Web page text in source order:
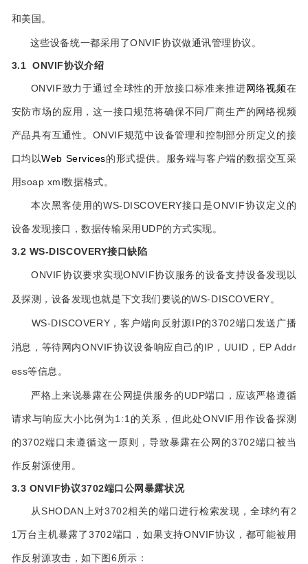
和美国。
这些设备统一都采用了ONVIF协议做通讯管理协议。
3.1 ONVIF协议介绍
ONVIF致力于通过全球性的开放接口标准来推进网络视频在
安防市场的应用，这一接口规范将确保不同厂商生产的网络视频
产品具有互通性。ONVIF规范中设备管理和控制部分所定义的接
口均以Web Services的形式提供。服务端与客户端的数据交互采
用soap xml数据格式。
本次黑客使用的WS-DISCOVERY接口是ONVIF协议定义的
设备发现接口，数据传输采用UDP的方式实现。
3.2 WS-DISCOVERY接口缺陷
ONVIF协议要求实现ONVIF协议服务的设备支持设备发现以
及探测，设备发现也就是下文我们要说的WS-DISCOVERY。
WS-DISCOVERY，客户端向反射源IP的3702端口发送广播
消息，等待网内ONVIF协议设备响应自己的IP，UUID，EP Addr
ess等信息。
严格上来说暴露在公网提供服务的UDP端口，应该严格遵循
请求与响应大小比例为1:1的关系，但此处ONVIF用作设备探测
的3702端口未遵循这一原则，导致暴露在公网的3702端口被当
作反射源使用。
3.3 ONVIF协议3702端口公网暴露状况
从SHODAN上对3702相关的端口进行检索发现，全球约有2
1万台主机暴露了3702端口，如果支持ONVIF协议，都可能被用
作反射源攻击，如下图6所示：